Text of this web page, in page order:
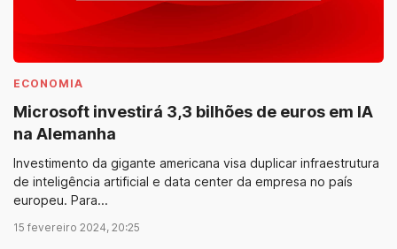
ECONOMIA
Microsoft investirá 3,3 bilhões de euros em IA
na Alemanha
Investimento da gigante americana visa duplicar infraestrutura
de inteligência artificial e data center da empresa no país
europeu. Para...
15 fevereiro 2024, 20:25